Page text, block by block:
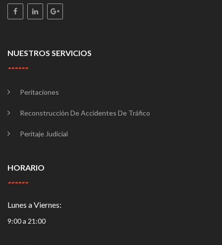
NUESTROS SERVICIOS
Peritaciones
Reconstrucción De Accidentes De Tráfico
Peritaje Judicial
HORARIO
Lunes a Viernes:
9:00 a 21:00